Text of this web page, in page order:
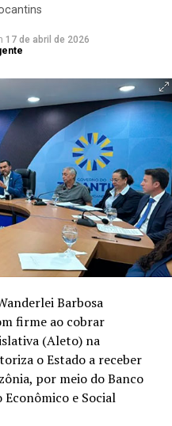
17 de abril de 2026
Barbosa
firme ao cobrar
(Aleto) na
o Estado a receber
por meio do Banco
e Social